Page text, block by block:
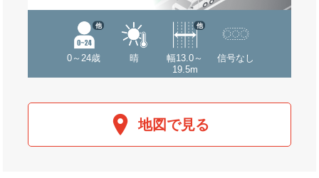
0～24歳
他
晴
幅13.0～
19.5m
他
信号なし
地図で見る